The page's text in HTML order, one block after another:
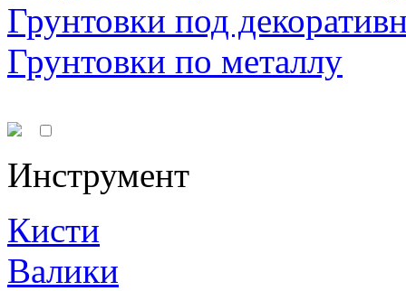
Грунтовки под
Грунтовки по металлу
Инструмент
Кисти
Валики